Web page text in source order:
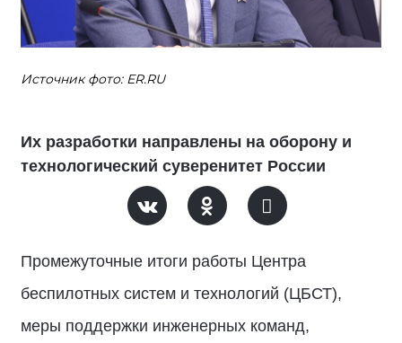
Источник фото: ER.RU
Их разработки направлены на оборону и
технологический суверенитет России
Промежуточные итоги работы Центра
беспилотных систем и технологий (ЦБСТ),
меры поддержки инженерных команд,